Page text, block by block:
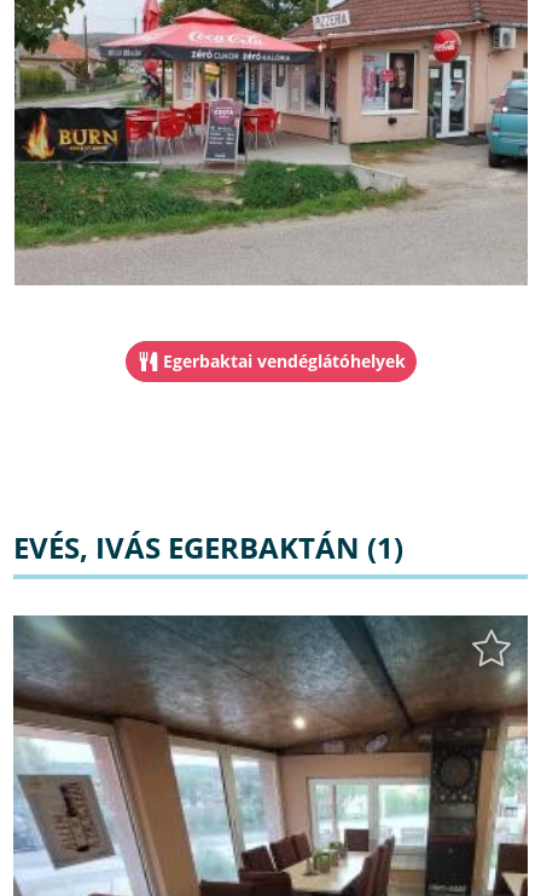
Egerbaktai vendéglátóhelyek
EVÉS, IVÁS EGERBAKTÁN (1)